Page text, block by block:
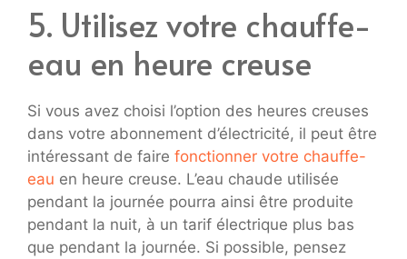
5. Utilisez votre chauffe-
eau en heure creuse
Si vous avez choisi l’option des heures creuses
dans votre abonnement d’électricité, il peut être
intéressant de faire fonctionner votre chauffe-
eau en heure creuse. L’eau chaude utilisée
pendant la journée pourra ainsi être produite
pendant la nuit, à un tarif électrique plus bas
que pendant la journée. Si possible, pensez